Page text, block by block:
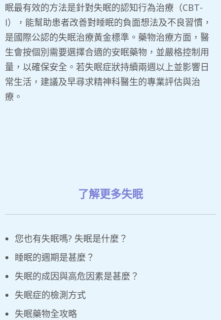
眠最有效的方法是針對失眠的認知行為治療（CBT-
I），能幫助患者改善對睡眠的負面想法及不良習慣，
是國際公認的失眠治療黃金標準。藥物治療方面，醫
生會按個別需要選擇合適的安眠藥物，並嚴格控制用
量，以確保安全。若失眠症狀持續兩週以上並影響日
常生活，建議及早尋求精神科醫生的專業評估與治
療。
了解更多失眠
您也有失眠嗎? 失眠是什麼？
睡眠的週期是甚麼？
失眠的成因與高危因素是甚麼？
失眠症的檢測方式
失眠藥物全攻略